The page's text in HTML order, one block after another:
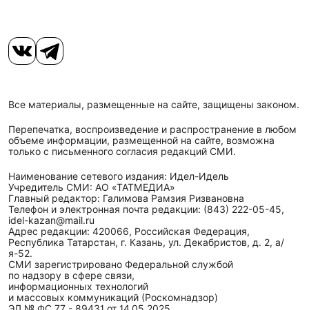
Все материалы, размещенные на сайте, защищены законом.
Перепечатка, воспроизведение и распространение в любом
объеме информации, размещенной на сайте, возможна
только с письменного согласия редакций СМИ.
Наименование сетевого издания: Идел-Идель
Учредитель СМИ: АО «ТАТМЕДИА»
Главный редактор: Галимова Рамзия Ризвановна
Телефон и электронная почта редакции: (843) 222-05-45,
idel-kazan@mail.ru
Адрес редакции: 420066, Российская Федерация,
Республика Татарстан, г. Казань, ул. Декабристов, д. 2, а/
я-52.
СМИ зарегистрировано Федеральной службой
по надзору в сфере связи,
информационных технологий
и массовых коммуникаций (Роскомнадзор)